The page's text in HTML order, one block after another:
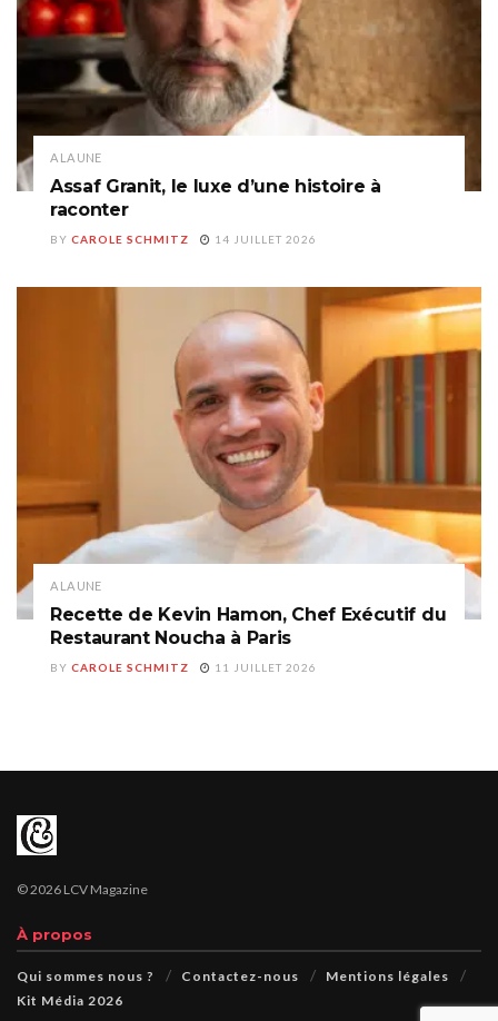
A LA UNE
Assaf Granit, le luxe d’une histoire à
raconter
BY CAROLE SCHMITZ 14 JUILLET 2026
A LA UNE
Recette de Kevin Hamon, Chef Exécutif du
Restaurant Noucha à Paris
BY CAROLE SCHMITZ 11 JUILLET 2026
© 2026 LCV Magazine
À propos
Qui sommes nous ? Contactez-nous
Mentions légales
Kit Média 2026